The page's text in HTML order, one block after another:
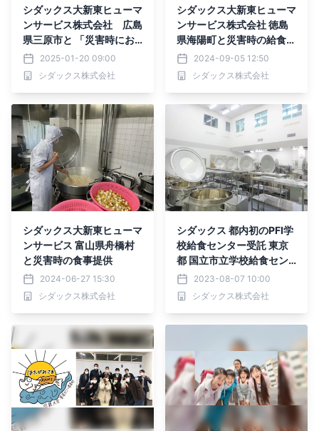
シダックス大新東ヒューマ
ンサービス株式会社 広島
県三原市と 「災害時にお
ける温かい食事提供の協力
に関する協定」を締結
2025-01-20 09:00
シダックス株式会社
シダックス大新東ヒューマ
ンサービス株式会社 徳島
県海陽町と災害時の給食支
援協定を締結
2024-09-05 12:50
シダックス株式会社
シダックス大新東ヒューマ
ンサービス 富山県舟橋村
と災害時の食事提供
2024-06-27 15:30
シダックス株式会社
シダックス 都内初のPFI学
校給食センター受託 東京
都 国立市立学校給食セン
ター受託運営開始 2023年
8月より1日約5,000食を
供給！
2023-08-07 10:00
シダックス株式会社